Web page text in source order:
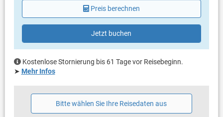
Bad mit WC, Dusche
Balkon & Terrasse
Weitere Informationen
Privater Parkplatz auf dem Grundstück
Swimmingpool
Preis berechnen
Jetzt buchen
Kostenlose Stornierung bis 61 Tage vor Reisebeginn.
➤ Mehr Infos
Bitte wählen Sie Ihre Reisedaten aus